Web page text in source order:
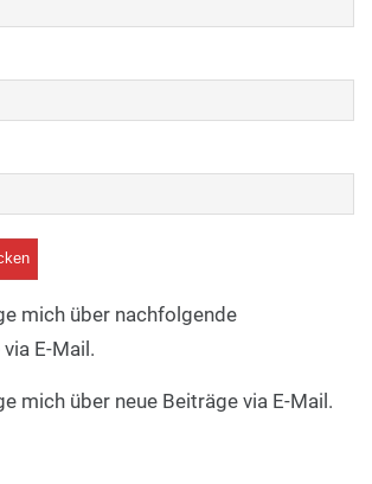
mich über nachfolgende
E-Mail.
mich über neue Beiträge via E-Mail.